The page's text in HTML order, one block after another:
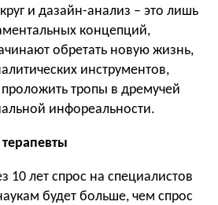
и дазайн-анализ – это лишь
концепций,
обретать новую жизнь,
инструментов,
тропы в дремучей
инфореальности.
10 лет спрос на специалистов
будет больше, чем спрос